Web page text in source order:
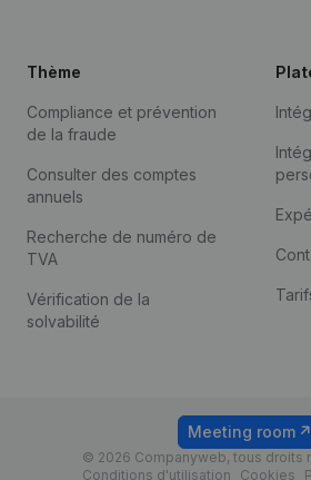
Thème
Compliance et prévention
de la fraude
Consulter des comptes
annuels
Recherche de numéro de
TVA
Vérification de la
solvabilité
© 2026 Companyweb, tous droits
Conditions d'utilisation
Cookies
Meeting room